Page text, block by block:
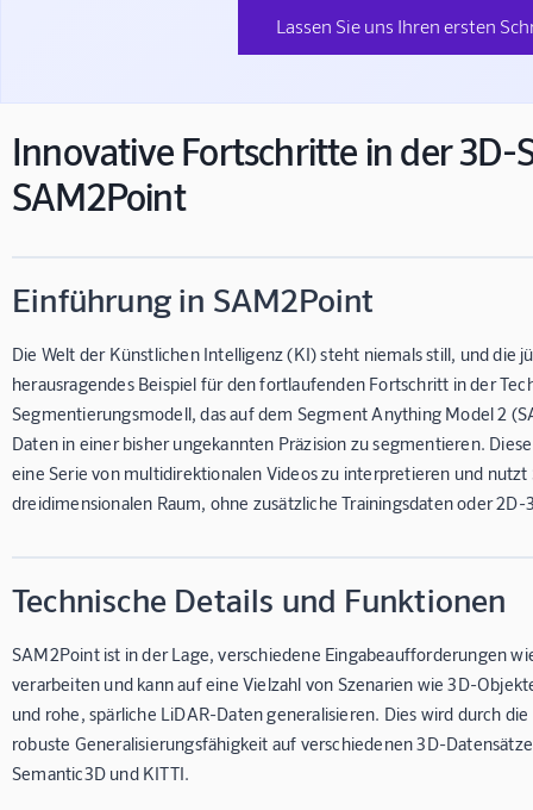
Lassen Sie uns Ihren ersten
Innovative Fortschritte in der
SAM2Point
Einführung in SAM2Point
Die Welt der Künstlichen Intelligenz (KI) steht niemals still, und die
herausragendes Beispiel für den fortlaufenden Fortschritt in der
Segmentierungsmodell, das auf dem Segment Anything Model 2
Daten in einer bisher ungekannten Präzision zu segmentieren.
eine Serie von multidirektionalen Videos zu interpretieren und
dreidimensionalen Raum, ohne zusätzliche Trainingsdaten oder
Technische Details und Funktionen
SAM2Point ist in der Lage, verschiedene Eingabeaufforderungen
verarbeiten und kann auf eine Vielzahl von Szenarien wie 3D-
und rohe, spärliche LiDAR-Daten generalisieren. Dies wird durch
robuste Generalisierungsfähigkeit auf verschiedenen 3D-
Semantic3D und KITTI.